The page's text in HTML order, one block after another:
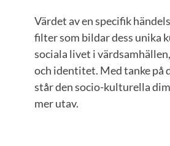
Värdet av en specifik
filter som bildar dess unika
sociala livet i
och identitet. Med tanke på
står den socio-kulturella
mer utav.